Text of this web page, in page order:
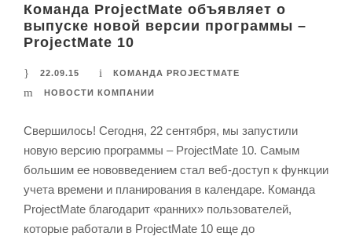
Команда ProjectMate объявляет о
выпуске новой версии программы –
ProjectMate 10
22.09.15 КОМАНДА PROJECTMATE
НОВОСТИ КОМПАНИИ
Свершилось! Сегодня, 22 сентября, мы запустили
новую версию программы – ProjectMate 10. Самым
большим ее нововведением стал веб-доступ к функции
учета времени и планирования в календаре. Команда
ProjectMate благодарит «ранних» пользователей,
которые работали в ProjectMate 10 еще до